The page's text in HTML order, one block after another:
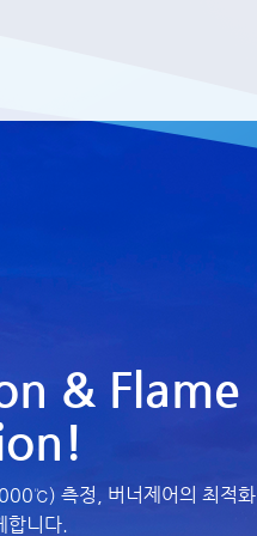
& Flame
측정, 버너제어의 최적화
니다.